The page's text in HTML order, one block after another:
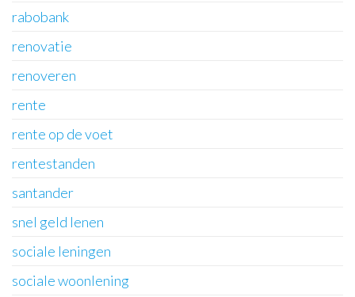
rabobank
renovatie
renoveren
rente
rente op de voet
rentestanden
santander
snel geld lenen
sociale leningen
sociale woonlening